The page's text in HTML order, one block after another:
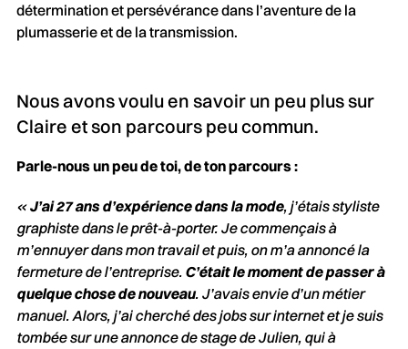
détermination et persévérance dans l’aventure de la
plumasserie et de la transmission.
Nous avons voulu en savoir un peu plus sur
Claire et son parcours peu commun.
Parle-nous un peu de toi, de ton parcours :
«J’ai 27 ans d’expérience dans la mode, j’étais styliste
graphiste dans le prêt-à-porter. Je commençais à
m’ennuyer dans mon travail et puis, on m’a annoncé la
fermeture de l’entreprise. C’était le moment de passer à
quelque chose de nouveau. J’avais envie d’un métier
manuel. Alors, j’ai cherché des jobs sur internet et je suis
tombée sur une annonce de stage de Julien, qui à